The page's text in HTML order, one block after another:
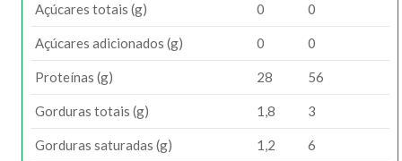
Açúcares totais (g) 0 0
Açúcares adicionados (g) 0 0
Proteínas (g) 28 56
Gorduras totais (g) 1,8 3
Gorduras saturadas (g) 1,2 6